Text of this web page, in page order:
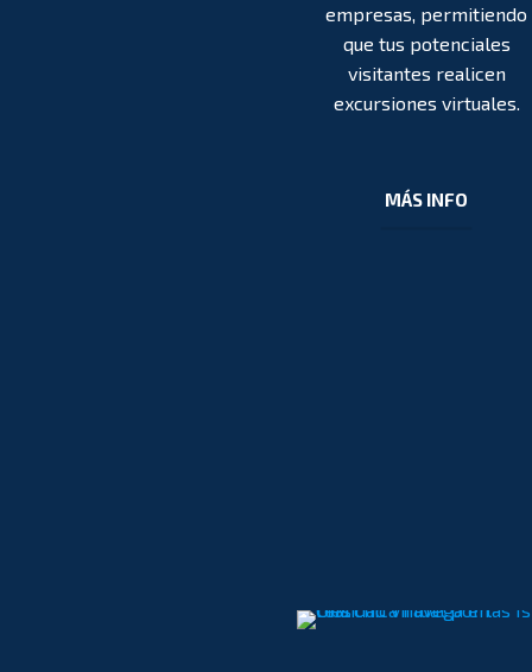
empresas, permitiendo
que tus potenciales
visitantes realicen
excursiones virtuales.
MÁS INFO